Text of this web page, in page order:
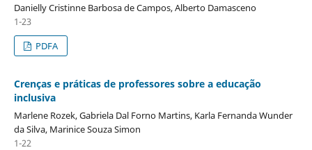
Danielly Cristinne Barbosa de Campos, Alberto Damasceno
1-23
PDFA
Crenças e práticas de professores sobre a educação
inclusiva
Marlene Rozek, Gabriela Dal Forno Martins, Karla Fernanda Wunder
da Silva, Marinice Souza Simon
1-22